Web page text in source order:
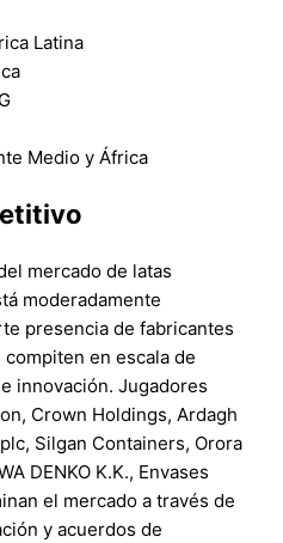
Latina
Medio y África
mercado de latas
moderadamente
presencia de fabricantes
en escala de
innovación. Jugadores
Crown Holdings, Ardagh
Silgan Containers, Orora
DENKO K.K., Envases
el mercado a través de
y acuerdos de